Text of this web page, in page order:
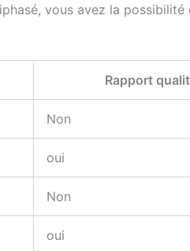
vous avez la possibilité
Rapport
Non
oui
Non
oui